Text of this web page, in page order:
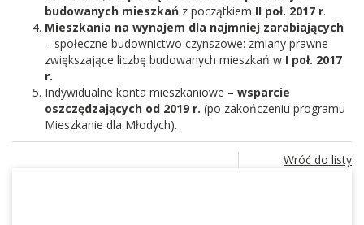
budowanych mieszkań z początkiem II poł. 2017 r.
Mieszkania na wynajem dla najmniej zarabiających
– społeczne budownictwo czynszowe: zmiany prawne
zwiększające liczbę budowanych mieszkań w I poł. 2017
r.
Indywidualne konta mieszkaniowe – wsparcie
oszczędzających od 2019 r. (po zakończeniu programu
Mieszkanie dla Młodych).
Wróć do listy